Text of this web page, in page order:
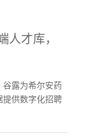
人才库，
谷露为希尔安药
提供数字化招聘